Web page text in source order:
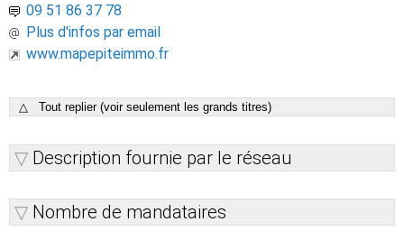
09 51 86 37 78
Plus d'infos par email
www.mapepiteimmo.fr
△ Tout replier (voir seulement les grands titres)
Description fournie par le réseau
Nombre de mandataires